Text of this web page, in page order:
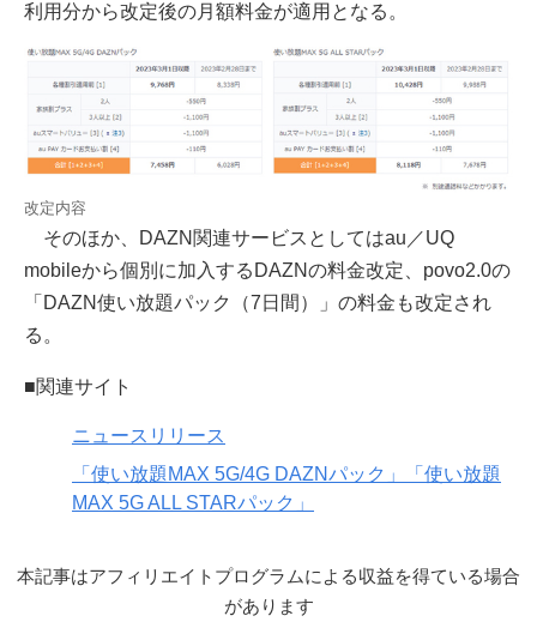
利用分から改定後の月額料金が適用となる。
改定内容
そのほか、DAZN関連サービスとしてはau／UQ
mobileから個別に加入するDAZNの料金改定、povo2.0の
「DAZN使い放題パック（7日間）」の料金も改定され
る。
■関連サイト
ニュースリリース
「使い放題MAX 5G/4G DAZNパック」「使い放題
MAX 5G ALL STARパック」
本記事はアフィリエイトプログラムによる収益を得ている場合
があります